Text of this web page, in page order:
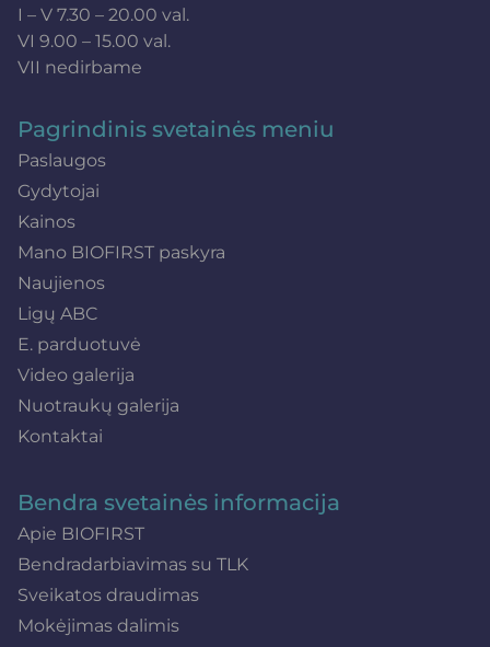
I – V 7.30 – 20.00 val.
VI 9.00 – 15.00 val.
VII nedirbame
Pagrindinis svetainės meniu
Paslaugos
Gydytojai
Kainos
Mano BIOFIRST paskyra
Naujienos
Ligų ABC
E. parduotuvė
Video galerija
Nuotraukų galerija
Kontaktai
Bendra svetainės informacija
Apie BIOFIRST
Bendradarbiavimas su TLK
Sveikatos draudimas
Mokėjimas dalimis